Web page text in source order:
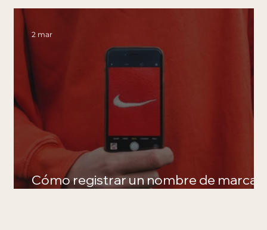
Cómo registrar un nombre de marca
2 mar